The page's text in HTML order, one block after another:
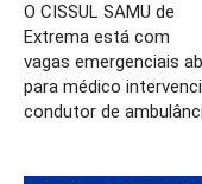
O CISSUL SAMU de
Extrema está com
vagas emergenciais
para médico
condutor de